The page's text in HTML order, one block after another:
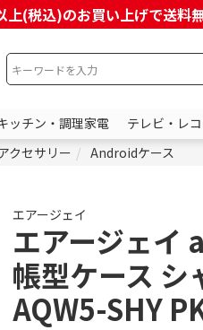
(税込)のお買い上げで送
ッチン・調理家電 テレビ・レ
クセサリー Androidケース
エアージェイ
エアージェイ
帳型ケース シ
AQW5-SHY